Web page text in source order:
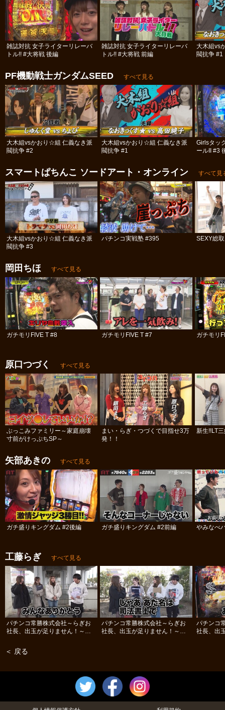
雑誌対抗 女子ライターリレーバ
トル!! #大将戦 後編
雑誌対抗 女子ライターリレーバ
トル!! #大将戦 前編
大木組vs
閥抗争 #1
PF機動戦士ガンダムSEED すべて見る
大木組vsかおり☆組 仁義なき派
閥抗争 #2
大木組vsかおり☆組 仁義なき派
閥抗争 #1
Girlsタッ
ールII #3
スマートぱちんこ ソードアート・オンライン すべて見
大木組vsかおり☆組 仁義なき派
閥抗争 #3
パチンコ実戦塾 #395 SEXY総
岡田ちほ すべて見る
ガチモリFIVE T #8 ガチモリFIVE T #7 ガチモリ
原口つづく すべて見る
ぶっこみファミリー～家庭崩壊
寸前がけっぷちSP～
まい・らぎ・つづくで目指せ3万
発！！
新生!!LT
矢部あきの すべて見る
ガチ盛りキングダム #2後編 ガチ盛りキングダム #2前編 やみなべ
工藤らぎ すべて見る
パチンコ常勝株式会社～らぎお
社長、出玉が足りません！～
パチンコ常勝株式会社～らぎお
社長、出玉が足りません！～
パチンコ
社長、出
＜ 戻る